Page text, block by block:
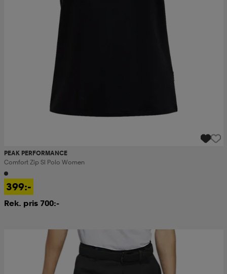
PEAK PERFORMANCE
Comfort Zip Sl Polo Women
399:-
Rek. pris 700:-